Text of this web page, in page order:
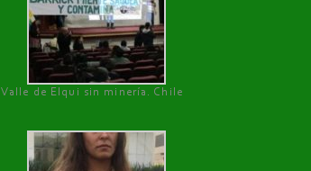
Valle de Elqui sin minería. Chile